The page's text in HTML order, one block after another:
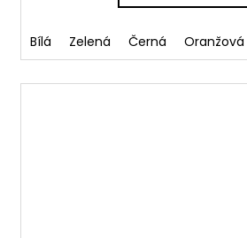
Bílá Zelená Černá Oranžová